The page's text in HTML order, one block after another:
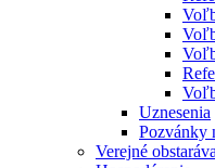
Uznesenia
Pozvánky
Verejné